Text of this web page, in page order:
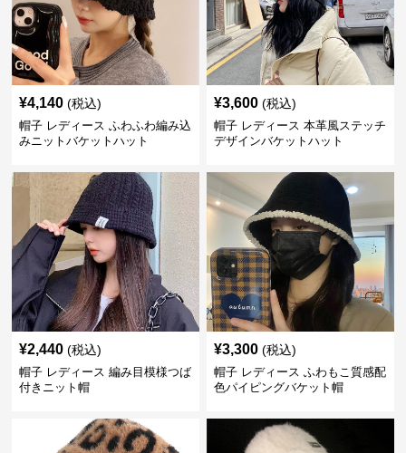
¥4,140 (税込)
帽子 レディース ふわふわ編み込
みニットバケットハット
¥3,600 (税込)
帽子 レディース 本革風ステッチ
デザインバケットハット
¥2,440 (税込)
帽子 レディース 編み目模様つば
付きニット帽
¥3,300 (税込)
帽子 レディース ふわもこ質感配
色パイピングバケット帽